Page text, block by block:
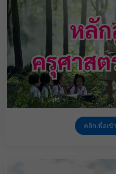
คลิกเพื่อเข้